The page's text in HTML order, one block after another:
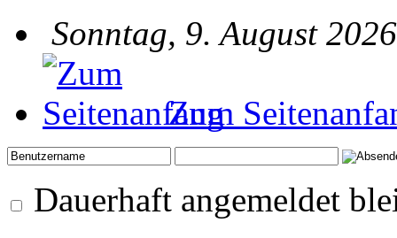
Sonntag, 9. August
Zum
Dauerhaft angemeldet